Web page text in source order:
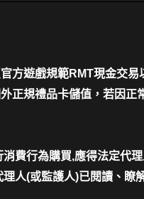
方遊戲規範RMT現金交
正規禮品卡儲值，若因
費行為購買,應得法定代
人(或監護人)已閱讀、瞭